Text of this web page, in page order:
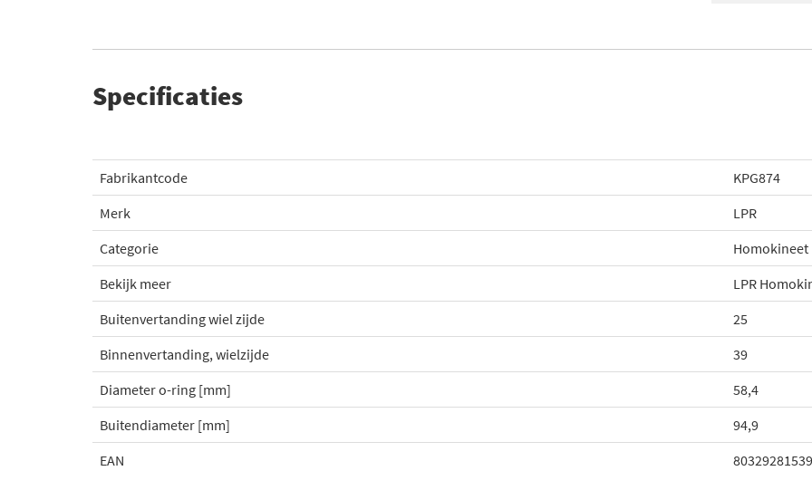
Specificaties
Fabrikantcode
KPG874
Merk
LPR
Categorie
Homokineet
Bekijk meer
LPR
Buitenvertanding wiel zijde
25
Binnenvertanding, wielzijde
39
Diameter o-ring [mm]
58,4
Buitendiameter [mm]
94,9
EAN